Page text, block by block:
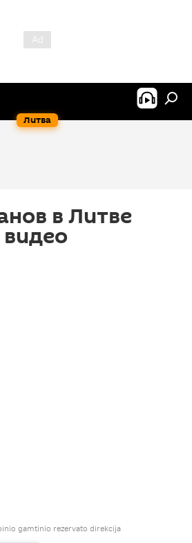
Литва
в Литве
gamtinio rezervato direkcija